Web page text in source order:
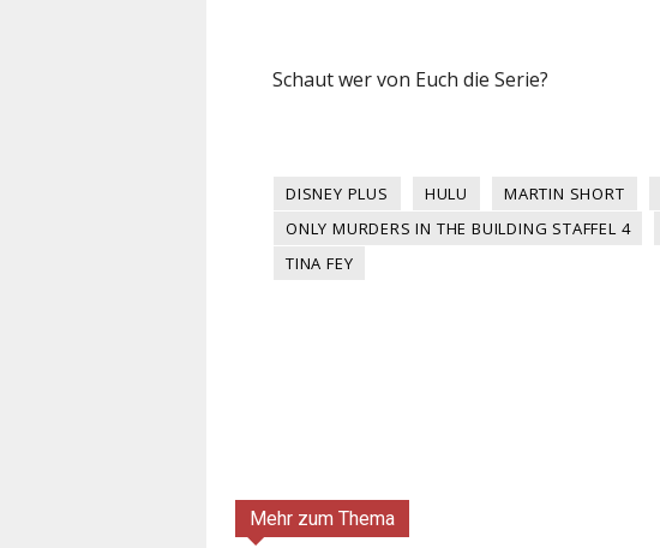
Schaut wer von Euch die Serie?
DISNEY PLUS HULU MARTIN SHORT
ONLY MURDERS IN THE BUILDING STAFFEL 4
TINA FEY
Mehr zum Thema